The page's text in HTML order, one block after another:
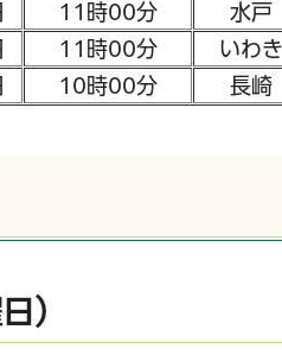
11時00分
水戸
11時00分
いわき
10時00分 長崎
）